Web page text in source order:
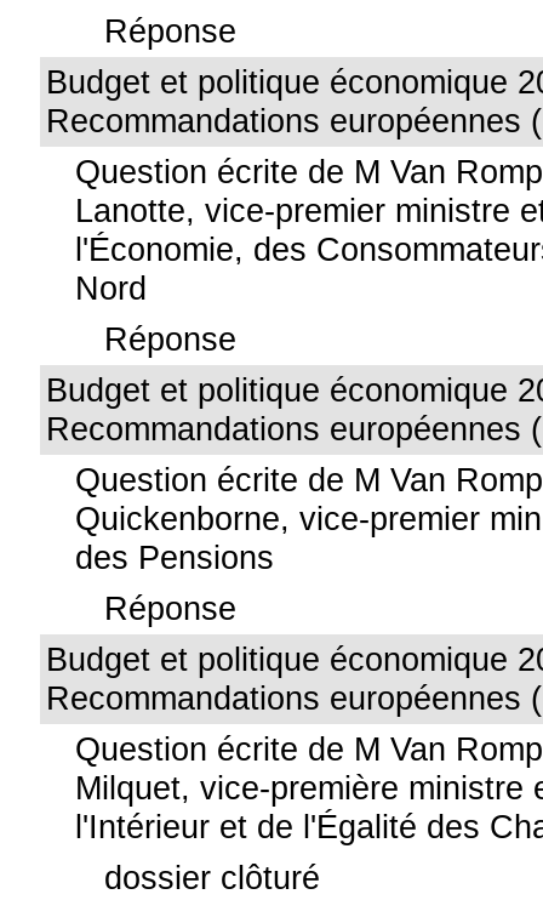
Réponse
Budget et politique économique
Recommandations européennes
Question écrite de M Van
Lanotte, vice-premier ministre
l'Économie, des
Nord
Réponse
Budget et politique économique
Recommandations européennes
Question écrite de M Van
Quickenborne, vice-premier
des Pensions
Réponse
Budget et politique économique
Recommandations européennes
Question écrite de M Van
Milquet, vice-première ministre
l'Intérieur et de l'Égalité des
dossier clôturé